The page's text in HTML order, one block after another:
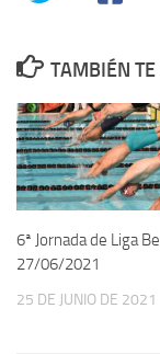
TAMBIÉN
6ª Jornada de Liga
27/06/2021
25 DE JUNIO DE 2021